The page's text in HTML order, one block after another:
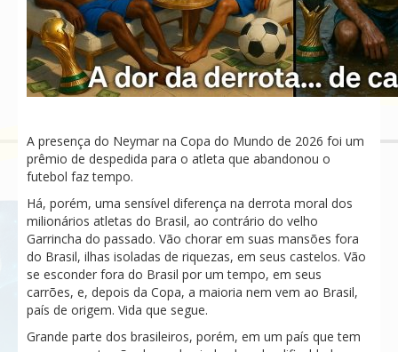
A presença do Neymar na Copa do Mundo de 2026 foi um
prêmio de despedida para o atleta que abandonou o
futebol faz tempo.
Há, porém, uma sensível diferença na derrota moral dos
milionários atletas do Brasil, ao contrário do velho
Garrincha do passado. Vão chorar em suas mansões fora
do Brasil, ilhas isoladas de riquezas, em seus castelos. Vão
se esconder fora do Brasil por um tempo, em seus
carrões, e, depois da Copa, a maioria nem vem ao Brasil,
país de origem. Vida que segue.
Grande parte dos brasileiros, porém, em um país que tem